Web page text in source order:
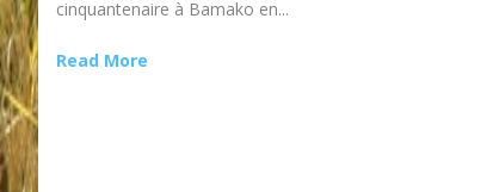
cinquantenaire à Bamako en...
Read More